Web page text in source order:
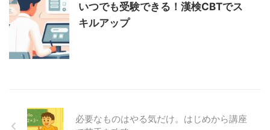
いつでも受験できる！漢検CBTでス
キルアップ
必要なものはやる気だけ。はじめから講座